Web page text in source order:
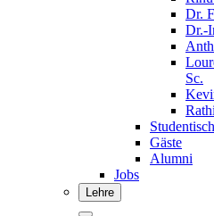
Dr.
Dr.-
Sc.
Gäste
Alumni
Jobs
Lehre